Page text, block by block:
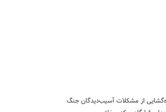
از مشکلات آسیب‌دیدگان جنگ